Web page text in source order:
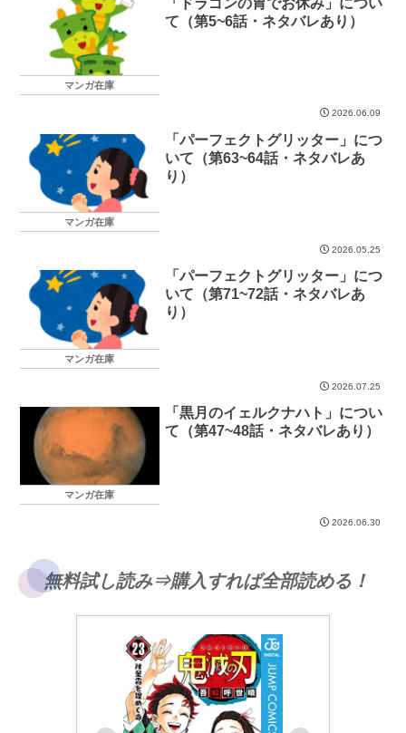
マンガ在庫
「ドラゴンの胃でお休み」につい
て（第5~6話・ネタバレあり）
2026.06.09
マンガ在庫
「パーフェクトグリッター」につ
いて（第63~64話・ネタバレあ
り）
2026.05.25
マンガ在庫
「パーフェクトグリッター」につ
いて（第71~72話・ネタバレあ
り）
2026.07.25
マンガ在庫
「黒月のイェルクナハト」につい
て（第47~48話・ネタバレあり）
2026.06.30
無料試し読み⇒購入すれば全部読める！